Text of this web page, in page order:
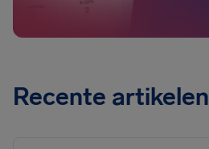
Recente artikelen